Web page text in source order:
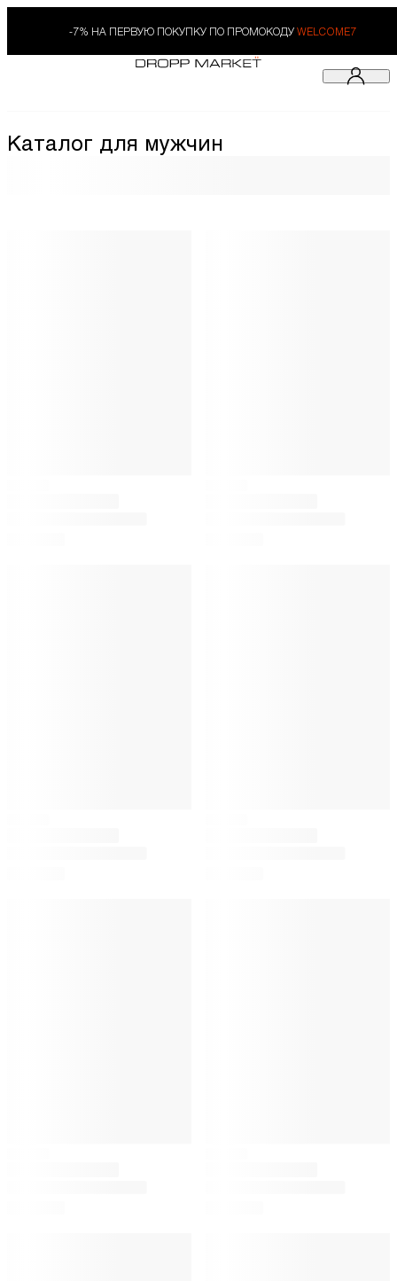
-7% НА ПЕРВУЮ ПОКУПКУ ПО ПРОМОКОДУ WELCOME7
Каталог для мужчин